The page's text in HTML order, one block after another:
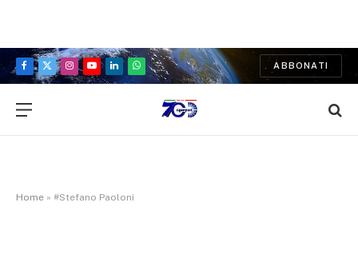
Facebook
X
Instagram
YouTubeLinkedInWhatsApp
ABBONATI
Home » #Stefano Paoloni